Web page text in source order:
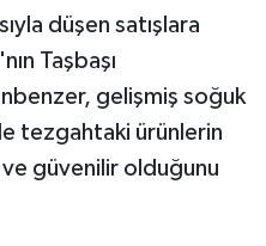
düşen satışlara
Taşbaşı
gelişmiş soğuk
tezgahtaki ürünlerin
ve güvenilir olduğunu